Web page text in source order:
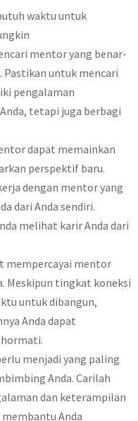
waktu untuk
mentor yang benar-
Pastikan untuk mencari
pengalaman
tetapi juga berbagi
dapat memainkan
perspektif baru.
dengan mentor yang
dari Anda sendiri.
melihat karir Anda dari
mempercayai mentor
Meskipun tingkat koneksi
untuk dibangun,
Anda dapat
menjadi yang paling
Anda. Carilah
dan keterampilan
Anda